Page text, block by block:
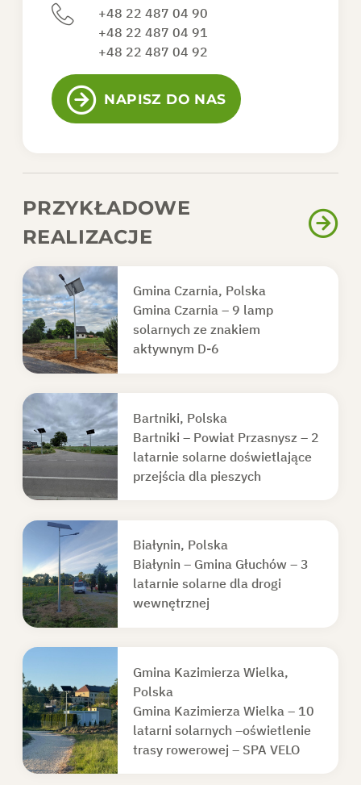
+48 22 487 04 90
+48 22 487 04 91
+48 22 487 04 92
NAPISZ DO NAS
PRZYKŁADOWE
REALIZACJE
Gmina Czarnia, Polska
Gmina Czarnia – 9 lamp
solarnych ze znakiem
aktywnym D-6
Bartniki, Polska
Bartniki – Powiat Przasnysz – 2
latarnie solarne doświetlające
przejścia dla pieszych
Białynin, Polska
Białynin – Gmina Głuchów – 3
latarnie solarne dla drogi
wewnętrznej
Gmina Kazimierza Wielka,
Polska
Gmina Kazimierza Wielka – 10
latarni solarnych –oświetlenie
trasy rowerowej – SPA VELO